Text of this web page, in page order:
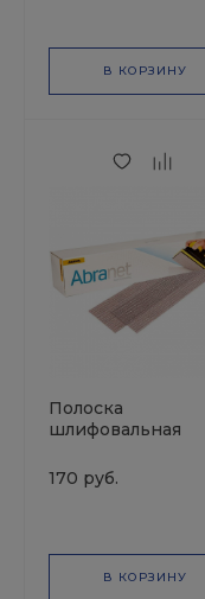
В КОРЗИНУ
Полоска
шлифовальная
P500 MIRKA
170 руб.
В КОРЗИНУ